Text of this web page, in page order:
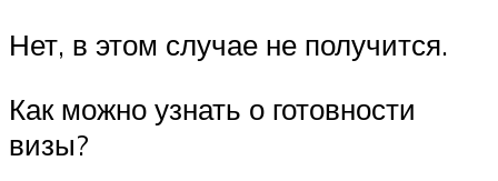
Нет, в этом случае не получится.
Как можно узнать о готовности
визы?